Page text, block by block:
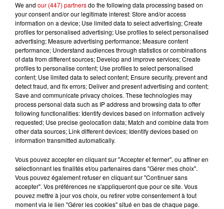
Limoges : un bébé d'un mois
blessé dans un incendie, un
appartement...
7 août 2026
Éclipse solaire : découvrez les
meilleurs spots d'observation
du...
7 août 2026
À LA UNE : professeur
condamné, repreneurs pour
Duralex et la...
We and our (447) partnersdo the following data processing based on
your consent and/or our legitimate interest: Store and/or access
information on a device; Use limited data to select advertising; Create
profiles for personalised advertising; Use profiles to select personalised
advertising; Measure advertising performance; Measure content
performance; Understand audiences through statistics or combinations
of data from different sources; Develop and improve services; Create
profiles to personalise content; Use profiles to select personalised
content; Use limited data to select content; Ensure security, prevent and
detect fraud, and fix errors; Deliver and present advertising and content;
Save and communicate privacy choices. These technologies may
process personal data such as IP address and browsing data to offer
following functionalities: Identify devices based on information actively
requested; Use precise geolocation data; Match and combine data from
other data sources; Link different devices; Identify devices based on
information transmitted automatically.
Vous pouvez accepter en cliquant sur "Accepter et fermer", ou affiner en
sélectionnant les finalités et/ou partenaires dans "Gérer mes choix".
Vous pouvez également refuser en cliquant sur "Continuer sans
accepter". Vos préférences ne s'appliqueront que pour ce site. Vous
pouvez mettre à jour vos choix, ou retirer votre consentement à tout
moment via le lien "Gérer les cookies" situé en bas de chaque page.